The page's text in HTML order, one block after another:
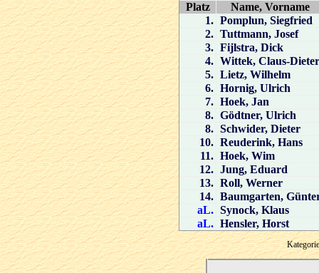
Platz
Name, Vorname
1. Pomplun, Siegfried
2. Tuttmann, Josef
3. Fijlstra, Dick
4. Wittek, Claus-Dieter
5. Lietz, Wilhelm
6. Hornig, Ulrich
7. Hoek, Jan
8. Gödtner, Ulrich
8. Schwider, Dieter
10. Reuderink, Hans
11. Hoek, Wim
12. Jung, Eduard
13. Roll, Werner
14. Baumgarten,
aL. Synock, Klaus
aL. Hensler, Horst